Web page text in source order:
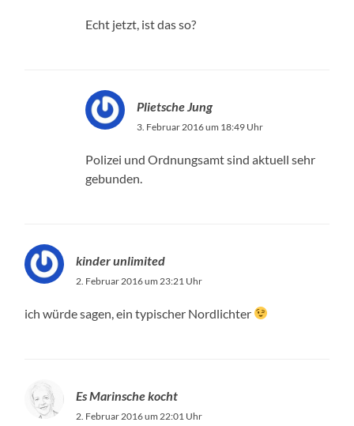
Echt jetzt, ist das so?
Plietsche Jung
3. Februar 2016 um 18:49 Uhr
Polizei und Ordnungsamt sind aktuell sehr
gebunden.
kinder unlimited
2. Februar 2016 um 23:21 Uhr
ich würde sagen, ein typischer Nordlichter
Es Marinsche kocht
2. Februar 2016 um 22:01 Uhr